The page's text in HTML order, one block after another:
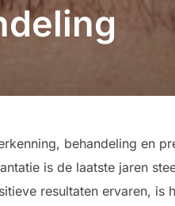
behandeling en
is de laatste jaren
resultaten ervaren, is